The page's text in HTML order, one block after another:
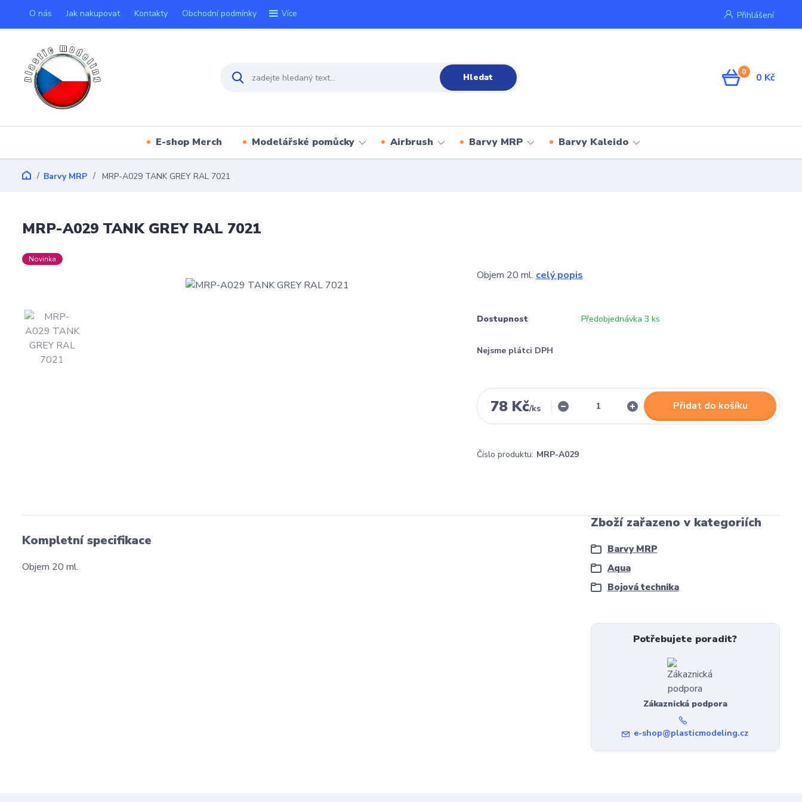
O nás Jak nakupovat Kontakty Obchodní podmínky Více Přihlášení
Hledat 0 0 Kč
E-shop Merch Modelářské pomůcky Airbrush Barvy MRP Barvy Kaleido
Barvy MRP MRP-A029 TANK GREY RAL 7021
MRP-A029 TANK GREY RAL 7021
Novinka
Objem 20 ml. celý popis
Dostupnost Předobjednávka 3 ks
Nejsme plátci DPH
78 Kč/ks Přidat do košíku
Číslo produktu: MRP-A029
Kompletní specifikace
Objem 20 ml.
Zboží zařazeno v kategoriích
Barvy MRP
Aqua
Bojová technika
Potřebujete poradit?
Zákaznická podpora
e-shop@plasticmodeling.cz